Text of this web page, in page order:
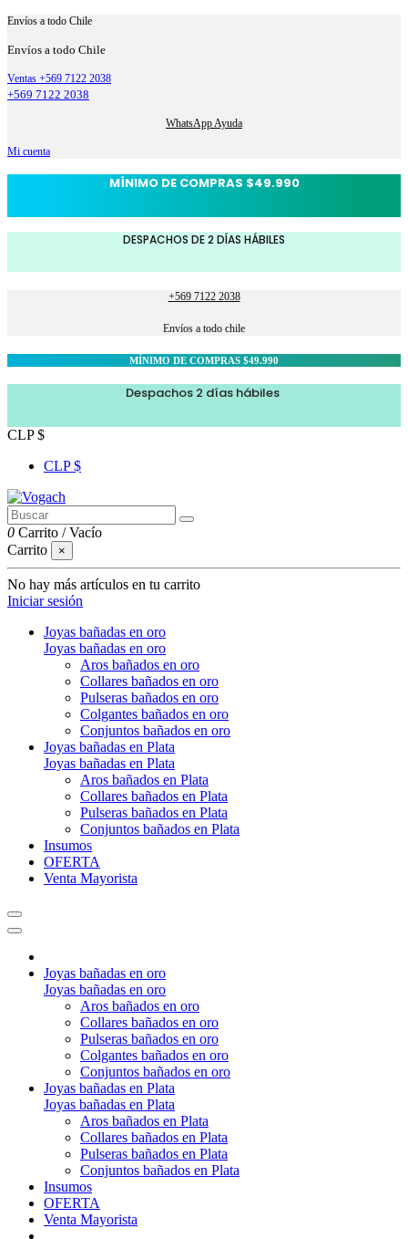
Envíos a todo Chile
Envíos a todo Chile
Ventas +569 7122 2038
+569 7122 2038
WhatsApp Ayuda
Mi cuenta
MÍNIMO DE COMPRAS $49.990
DESPACHOS DE 2 DÍAS HÁBILES
+569 7122 2038
Envíos a todo chile
MÍNIMO DE COMPRAS $49.990
Despachos 2 días hábiles
CLP $
CLP $
0 Carrito /Vacío
Carrito
×
No hay más artículos en tu carrito
Iniciar sesión
Joyas bañadas en oro
Joyas bañadas en oro
Aros bañados en oro
Collares bañados en oro
Pulseras bañados en oro
Colgantes bañados en oro
Conjuntos bañados en oro
Joyas bañadas en Plata
Joyas bañadas en Plata
Aros bañados en Plata
Collares bañados en Plata
Pulseras bañados en Plata
Conjuntos bañados en Plata
Insumos
OFERTA
Venta Mayorista
Joyas bañadas en oro
Joyas bañadas en oro
Aros bañados en oro
Collares bañados en oro
Pulseras bañados en oro
Colgantes bañados en oro
Conjuntos bañados en oro
Joyas bañadas en Plata
Joyas bañadas en Plata
Aros bañados en Plata
Collares bañados en Plata
Pulseras bañados en Plata
Conjuntos bañados en Plata
Insumos
OFERTA
Venta Mayorista